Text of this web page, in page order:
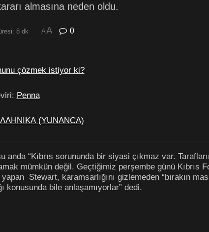
almasına neden oldu.
8 dk AA 0
çözmek istiyor ki?
Penna
(YUNANCA)
anda “Kıbrıs sorununda bir siyasi çıkmaz var.
mümkün değil. Geçtiğimiz perşembe günü Kıbrıs
Stewart, karamsarlığını gizlemeden “bırakın
konusunda bile anlaşamıyorlar” dedi.